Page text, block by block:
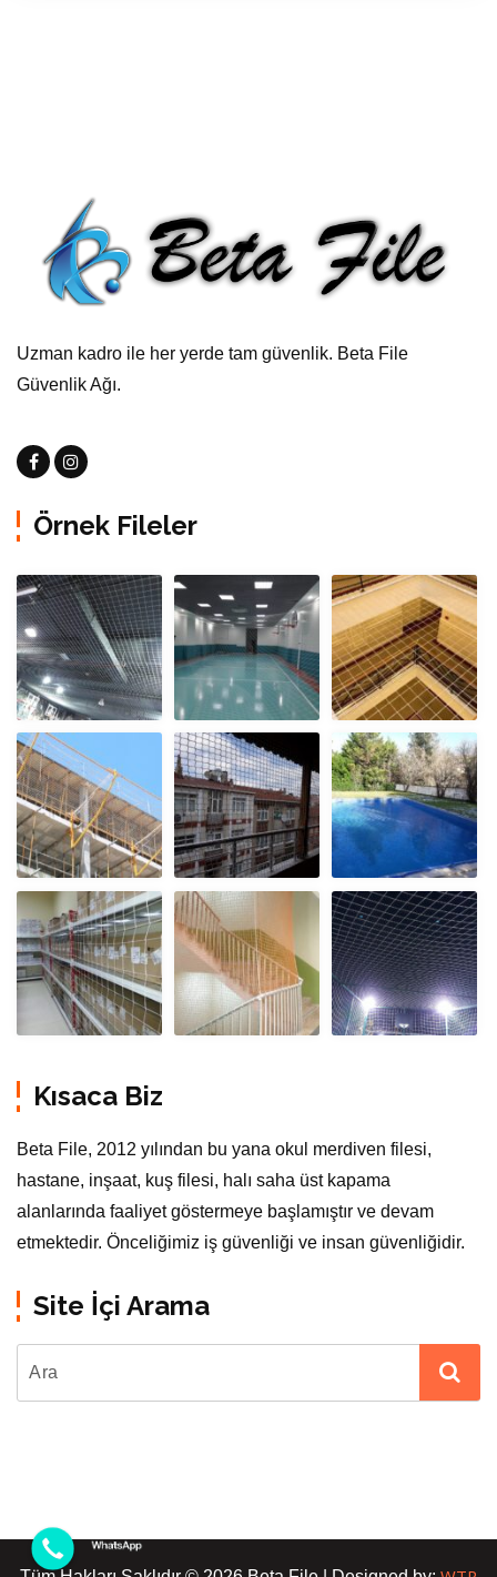
Uzman kadro ile her yerde tam güvenlik. Beta File
Güvenlik Ağı.
Örnek Fileler
Kısaca Biz
Beta File, 2012 yılından bu yana okul merdiven filesi,
hastane, inşaat, kuş filesi, halı saha üst kapama
alanlarında faaliyet göstermeye başlamıştır ve devam
etmektedir. Önceliğimiz iş güvenliği ve insan güvenliğidir.
Site İçi Arama